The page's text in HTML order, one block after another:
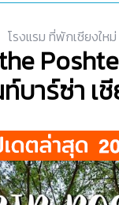
โรงแรม ที่พักเชียงใหม่
บาร์ซ่า เ